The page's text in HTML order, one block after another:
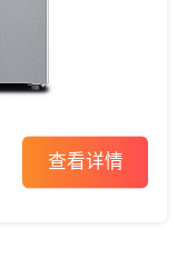
查看详情